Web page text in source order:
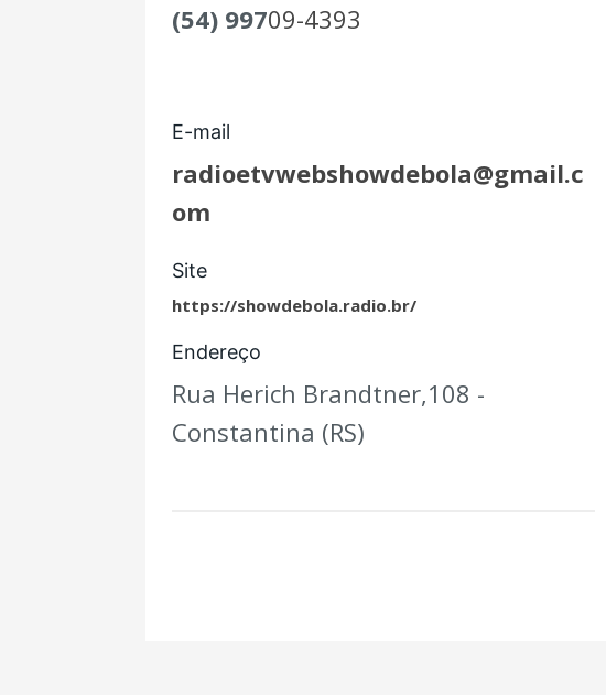
(54) 99709-4393
E-mail
radioetvwebshowdebola@gmail.c
om
Site
https://showdebola.radio.br/
Endereço
Rua Herich Brandtner,108 -
Constantina (RS)